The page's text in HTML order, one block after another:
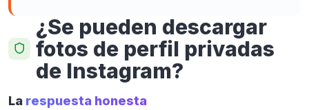
¿Se pueden descargar
fotos de perfil privadas
de Instagram?
La respuesta honesta